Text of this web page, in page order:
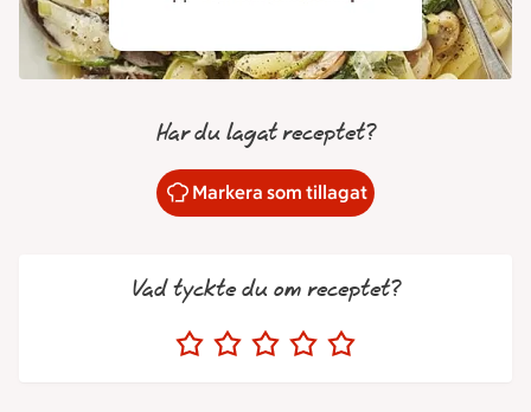
Har du lagat receptet?
Markera som tillagat
Vad tyckte du om receptet?